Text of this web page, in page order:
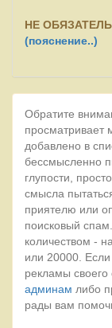
НЕ
(пояснение..)
Обратите
просматривает
добавлено в
бессмысленно
глупости,
смысла
приятелю или
поисковый
количеством -
или 20000.
рекламы своего
админам либо
рады вам